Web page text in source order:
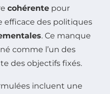
cohérente pour
efficace des politiques
. Ce manque
comme l’un des
des objectifs fixés.
incluent une